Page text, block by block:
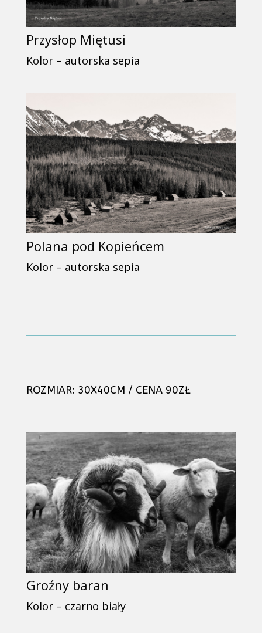
Przysłop Miętusi
Kolor – autorska sepia
Polana pod Kopieńcem
Kolor – autorska sepia
ROZMIAR: 30X40CM / CENA 90ZŁ
Groźny baran
Kolor – czarno biały